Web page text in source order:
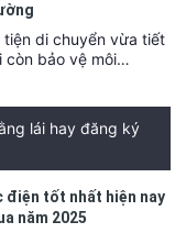
di chuyển vừa tiết
còn bảo vệ môi…
lái hay đăng ký
điện tốt nhất hiện nay
năm 2025